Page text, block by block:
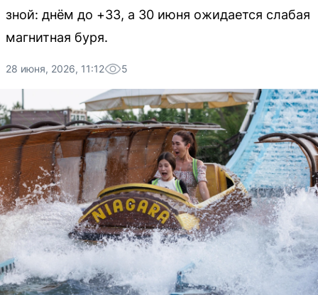
зной: днём до +33, а 30 июня ожидается слабая
магнитная буря.
28 июня, 2026, 11:12 5